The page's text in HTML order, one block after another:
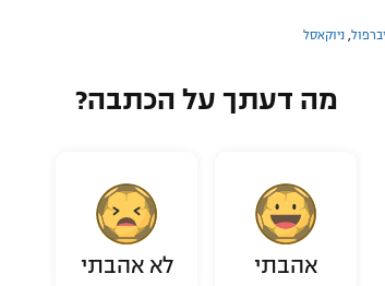
ניוקאסל
מה דעתך על הכתבה?
אהבתי לא אהבתי